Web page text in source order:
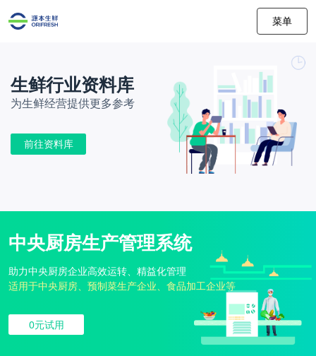
菜单
生鲜行业资料库
为生鲜经营提供更多参考
前往资料库
中央厨房生产管理系统
助力中央厨房企业高效运转、精益化管理
适用于中央厨房、预制菜生产企业、食品加工企业等
0元试用